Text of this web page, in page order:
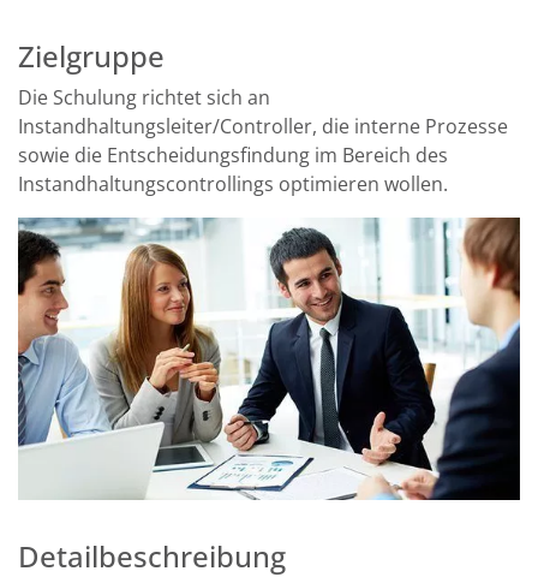
Zielgruppe
Die Schulung richtet sich an
Instandhaltungsleiter/Controller, die interne Prozesse
sowie die Entscheidungsfindung im Bereich des
Instandhaltungscontrollings optimieren wollen.
Detailbeschreibung